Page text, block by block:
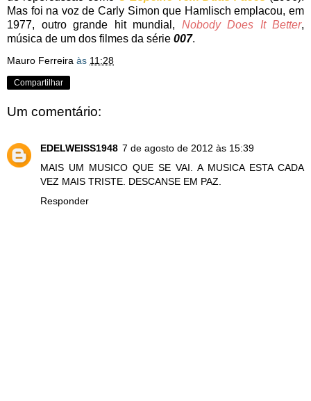
Mas foi na voz de Carly Simon que Hamlisch emplacou, em
1977, outro grande hit mundial, Nobody Does It Better,
música de um dos filmes da série 007.
Mauro Ferreira às 11:28
Compartilhar
Um comentário:
EDELWEISS1948 7 de agosto de 2012 às 15:39
MAIS UM MUSICO QUE SE VAI. A MUSICA ESTA CADA
VEZ MAIS TRISTE. DESCANSE EM PAZ.
Responder